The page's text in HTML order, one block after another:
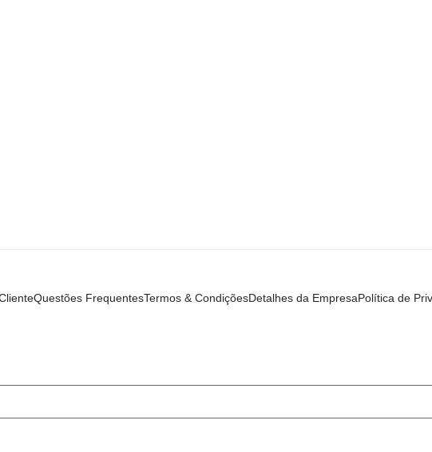
Questões FrequentesTermos & CondiçõesDetalhes da EmpresaPolítica de